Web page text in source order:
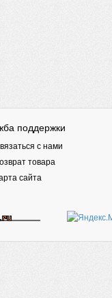
поддержки
с нами
товара
сайта